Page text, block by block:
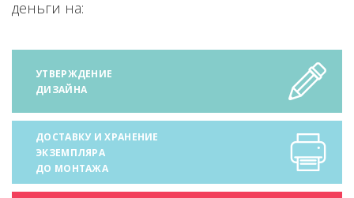
деньги на:
УТВЕРЖДЕНИЕ
ДИЗАЙНА
ДОСТАВКУ И ХРАНЕНИЕ
ЭКЗЕМПЛЯРА
ДО МОНТАЖА